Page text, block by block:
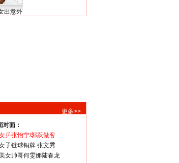
出意外
更多>>
对面：
乒张怡宁/郭跃做客
子链球铜牌 张文秀
女帅哥何雯娜陆春龙